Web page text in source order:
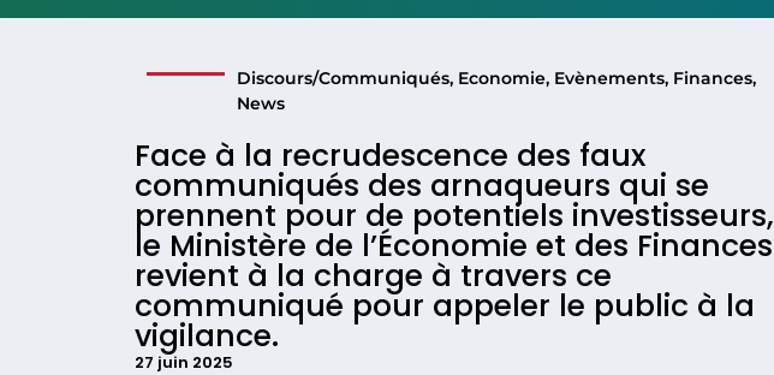
Discours/Communiqués, Economie, Evènements, Finances,
News
Face à la recrudescence des faux
communiqués des arnaqueurs qui se
prennent pour de potentiels investisseurs,
le Ministère de l’Économie et des Finances
revient à la charge à travers ce
communiqué pour appeler le public à la
vigilance.
27 juin 2025